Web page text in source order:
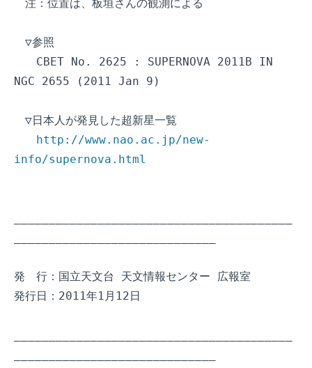
注：位置は、板垣さんの観測による
▽参照
CBET No. 2625 : SUPERNOVA 2011B IN
NGC 2655 (2011 Jan 9)
▽日本人が発見した超新星一覧
http://www.nao.ac.jp/new-
info/supernova.html
発　行：国立天文台 天文情報センター 広報室
発行日：2011年1月12日